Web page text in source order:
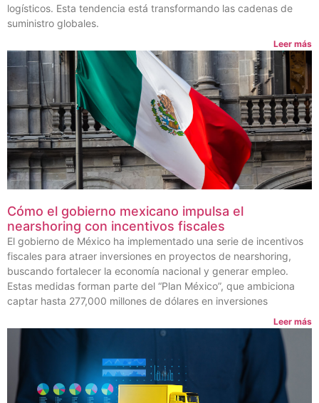
logísticos. Esta tendencia está transformando las cadenas de
suministro globales.
Leer más
Cómo el gobierno mexicano impulsa el
nearshoring con incentivos fiscales
El gobierno de México ha implementado una serie de incentivos
fiscales para atraer inversiones en proyectos de nearshoring,
buscando fortalecer la economía nacional y generar empleo.
Estas medidas forman parte del “Plan México”, que ambiciona
captar hasta 277,000 millones de dólares en inversiones
Leer más